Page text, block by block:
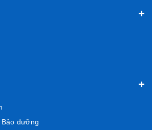
xám chính hãng hoặc liên hệ
dưỡng